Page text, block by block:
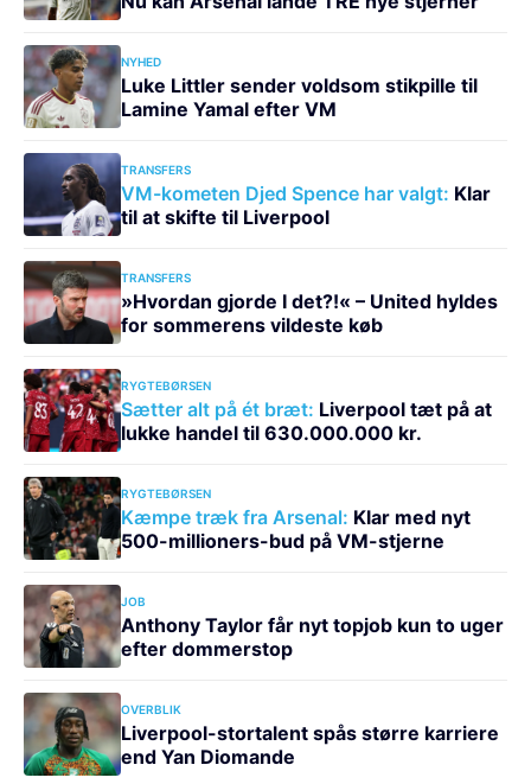
NYHED
Luke Littler sender voldsom stikpille til
Lamine Yamal efter VM
TRANSFERS
VM-kometen Djed Spence har valgt: Klar
til at skifte til Liverpool
TRANSFERS
»Hvordan gjorde I det?!« – United hyldes
for sommerens vildeste køb
RYGTEBØRSEN
Sætter alt på ét bræt: Liverpool tæt på at
lukke handel til 630.000.000 kr.
RYGTEBØRSEN
Kæmpe træk fra Arsenal: Klar med nyt
500-millioners-bud på VM-stjerne
JOB
Anthony Taylor får nyt topjob kun to uger
efter dommerstop
OVERBLIK
Liverpool-stortalent spås større karriere
end Yan Diomande